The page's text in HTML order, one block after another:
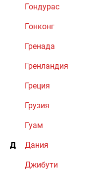
Гондурас
Гонконг
Гренада
Гренландия
Греция
Грузия
Гуам
Д Дания
Джибути